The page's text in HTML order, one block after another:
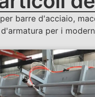
barre d'acciaio,
per i